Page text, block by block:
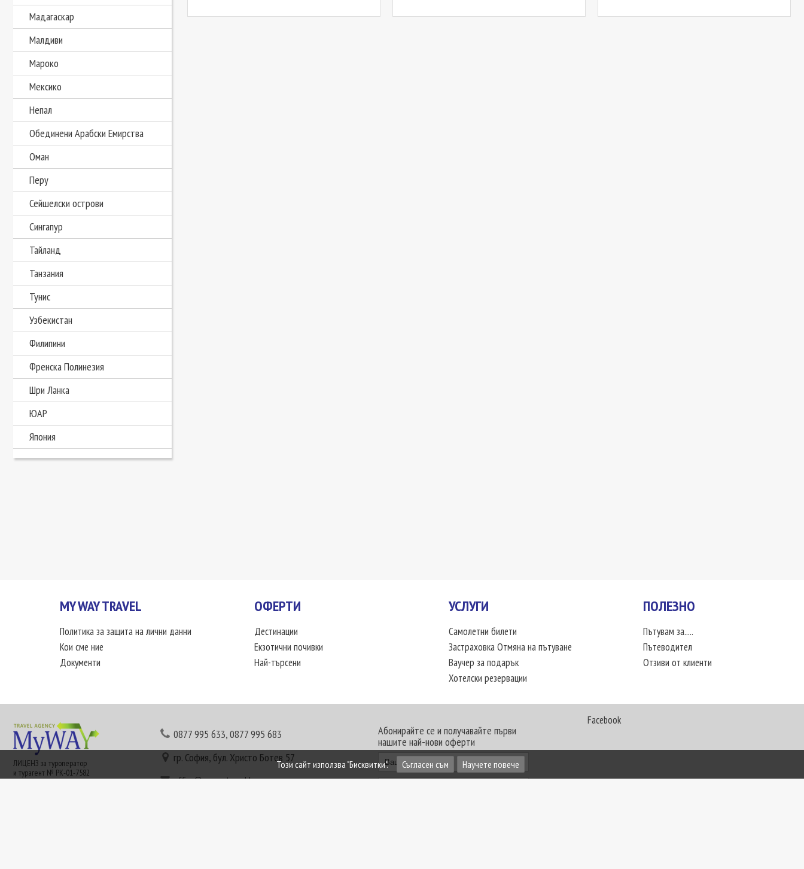
Мадагаскар
Малдиви
Мароко
Мексико
Непал
Обединени Арабски Емирства
Оман
Перу
Сейшелски острови
Сингапур
Тайланд
Танзания
Тунис
Узбекистан
Филипини
Френска Полинезия
Шри Ланка
ЮАР
Япония
MY WAY TRAVEL
Политика за защита на лични данни
Кои сме ние
Документи
ОФЕРТИ
Дестинации
Екзотични почивки
Най-търсени
УСЛУГИ
Самолетни билети
Застраховка Отмяна на пътуване
Ваучер за подарък
Хотелски резервации
ПОЛЕЗНО
Пътувам за.....
Пътеводител
Отзиви от клиенти
ЛИЦЕНЗ за туроператор
и турагент № РК-01-7582
0877 995 633,0877 995 683
гр. София, бул. Христо Ботев 57
office@mywaytravel.bg
Абонирайте се и получавайте първи
нашите най-нови оферти
Facebook
Този сайт използва "Бисквитки". Съгласен съм Научете повече